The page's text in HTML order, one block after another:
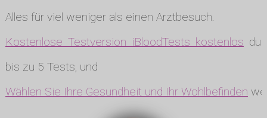
Alles für viel weniger als einen Arztbesuch.
Kostenlose Testversion iBloodTests kostenlos
bis zu 5 Tests, und
Wählen Sie Ihre Gesundheit und Ihr Wohlbefinden